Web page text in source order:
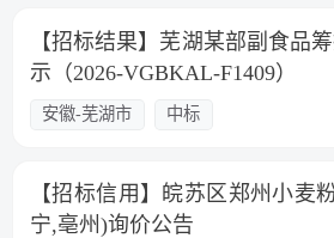
【招标结果】芜湖某部副食品
示（2026-VGBKAL-F1409）
安徽-芜湖市 中标
【招标信用】皖苏区郑州小麦
宁,亳州)询价公告